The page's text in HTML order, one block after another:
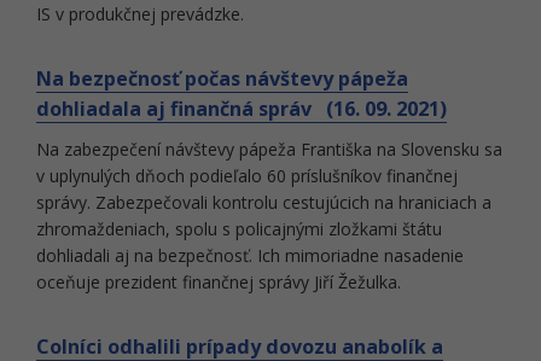
IS v produkčnej prevádzke.
Na bezpečnosť počas návštevy pápeža
dohliadala aj finančná správ (16. 09. 2021)
Na zabezpečení návštevy pápeža Františka na Slovensku sa
v uplynulých dňoch podieľalo 60 príslušníkov finančnej
správy. Zabezpečovali kontrolu cestujúcich na hraniciach a
zhromaždeniach, spolu s policajnými zložkami štátu
dohliadali aj na bezpečnosť. Ich mimoriadne nasadenie
oceňuje prezident finančnej správy Jiří Žežulka.
Colníci odhalili prípady dovozu anabolík a